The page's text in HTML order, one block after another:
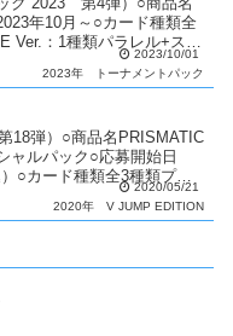
年10月～○カード種類全
Ver.：1種類パラレル+スー
2023/10/01
2023年
トーナメントパック
18弾）○商品名PRISMATIC
ャルパック○応募開始日
○カード種類全3種類プリ
2020/05/21
2020年
V JUMP EDITION